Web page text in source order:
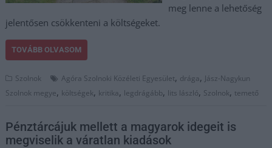
meg lenne a lehetőség
jelentősen csökkenteni a költségeket.
TOVÁBB OLVASOM
Szolnok Agóra Szolnoki Közéleti Egyesület, drága, Jász-Nagykun
Szolnok megye, költségek, kritika, legdrágább, lits lászló, Szolnok, temető
Pénztárcájuk mellett a magyarok idegeit is
megviselik a váratlan kiadások